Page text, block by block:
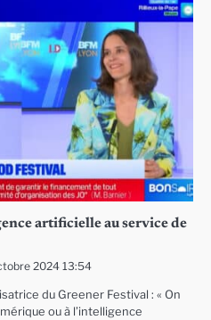
artificielle au service de
2024 13:54
du Greener Festival : « On
ou à l’intelligence